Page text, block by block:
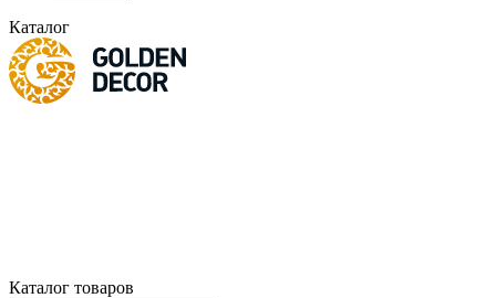
Каталог
Каталог товаров